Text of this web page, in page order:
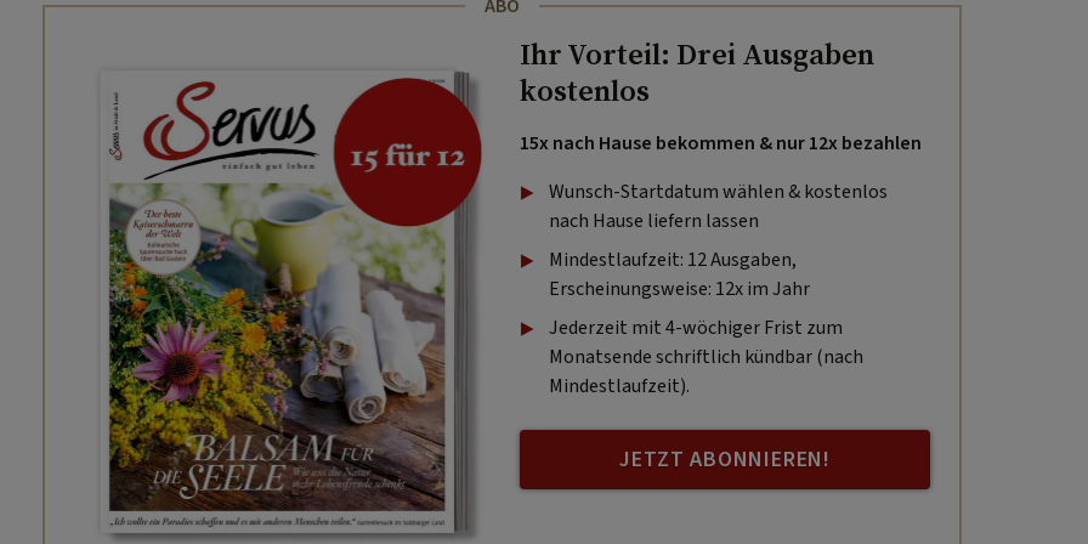
ABO
Ihr Vorteil: Drei Ausgaben
kostenlos
15x nach Hause bekommen & nur 12x bezahlen
Wunsch-Startdatum wählen & kostenlos
nach Hause liefern lassen
Mindestlaufzeit: 12 Ausgaben,
Erscheinungsweise: 12x im Jahr
Jederzeit mit 4-wöchiger Frist zum
Monatsende schriftlich kündbar (nach
Mindestlaufzeit).
JETZT ABONNIEREN!